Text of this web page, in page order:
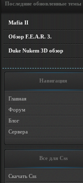
Последние
Mafia II
Обзор F.E.A.R. 3.
Duke Nukem 3D обзор
Навигация
Главная
Форум
Блог
Сервера
Все для Css
Скачать Css